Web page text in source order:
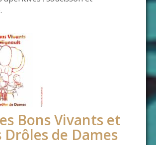
Bons Vivants et
Drôles de Dames